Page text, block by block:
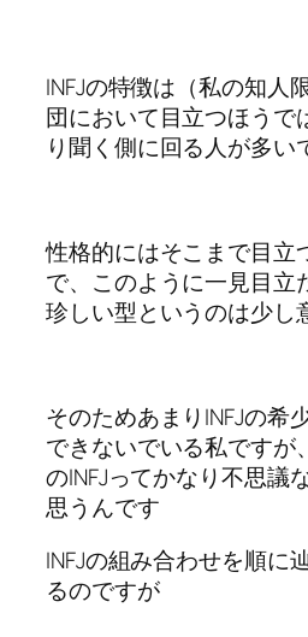
INFJの特徴は（私の知人
団において目立つほうで
り聞く側に回る人が多い
性格的にはそこまで目立
で、このように一見目立
珍しい型というのは少し
そのためあまりINFJの希
できないでいる私ですが
のINFJってかなり不思議
思うんです
INFJの組み合わせを順に
るのですが